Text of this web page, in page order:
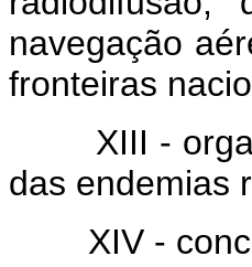
navegação
fronteiras
XIII -
das endemias
XIV -